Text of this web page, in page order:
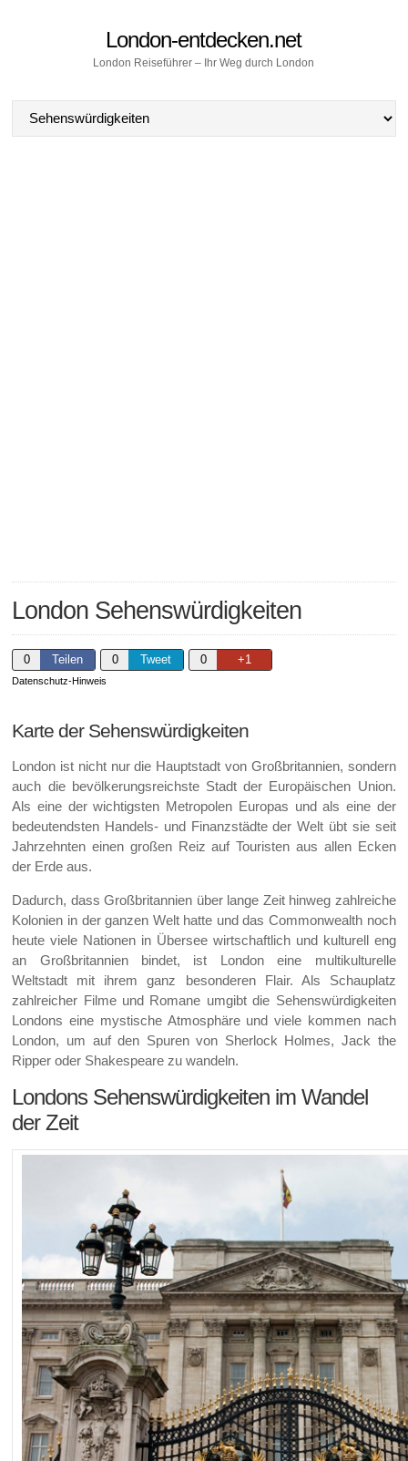
London-entdecken.net
London Reiseführer – Ihr Weg durch London
London Sehenswürdigkeiten
0 Teilen 0 Tweet 0 +1
Datenschutz-Hinweis
Karte der Sehenswürdigkeiten
London ist nicht nur die Hauptstadt von Großbritannien, sondern
auch die bevölkerungsreichste Stadt der Europäischen Union.
Als eine der wichtigsten Metropolen Europas und als eine der
bedeutendsten Handels- und Finanzstädte der Welt übt sie seit
Jahrzehnten einen großen Reiz auf Touristen aus allen Ecken
der Erde aus.
Dadurch, dass Großbritannien über lange Zeit hinweg zahlreiche
Kolonien in der ganzen Welt hatte und das Commonwealth noch
heute viele Nationen in Übersee wirtschaftlich und kulturell eng
an Großbritannien bindet, ist London eine multikulturelle
Weltstadt mit ihrem ganz besonderen Flair. Als Schauplatz
zahlreicher Filme und Romane umgibt die Sehenswürdigkeiten
Londons eine mystische Atmosphäre und viele kommen nach
London, um auf den Spuren von Sherlock Holmes, Jack the
Ripper oder Shakespeare zu wandeln.
Londons Sehenswürdigkeiten im Wandel
der Zeit